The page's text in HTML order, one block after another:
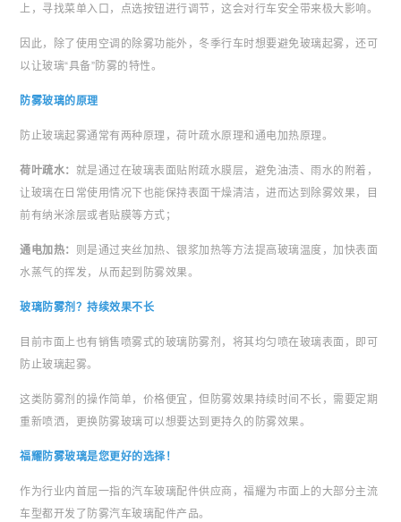
上，寻找菜单入口，点选按钮进行调节，这会对行车安全带来极大影响。
因此，除了使用空调的除雾功能外，冬季行车时想要避免玻璃起雾，还可
以让玻璃“具备”防雾的特性。
防雾玻璃的原理
防止玻璃起雾通常有两种原理，荷叶疏水原理和通电加热原理。
荷叶疏水： 就是通过在玻璃表面贴附疏水膜层，避免油渍、雨水的附着，
让玻璃在日常使用情况下也能保持表面干燥清洁，进而达到除雾效果，目
前有纳米涂层或者贴膜等方式；
通电加热： 则是通过夹丝加热、银浆加热等方法提高玻璃温度，加快表面
水蒸气的挥发，从而起到防雾效果。
玻璃防雾剂？持续效果不长
目前市面上也有销售喷雾式的玻璃防雾剂，将其均匀喷在玻璃表面，即可
防止玻璃起雾。
这类防雾剂的操作简单，价格便宜，但防雾效果持续时间不长，需要定期
重新喷洒，更换防雾玻璃可以想要达到更持久的防雾效果。
福耀防雾玻璃是您更好的选择！
作为行业内首屈一指的汽车玻璃配件供应商，福耀为市面上的大部分主流
车型都开发了防雾汽车玻璃配件产品。